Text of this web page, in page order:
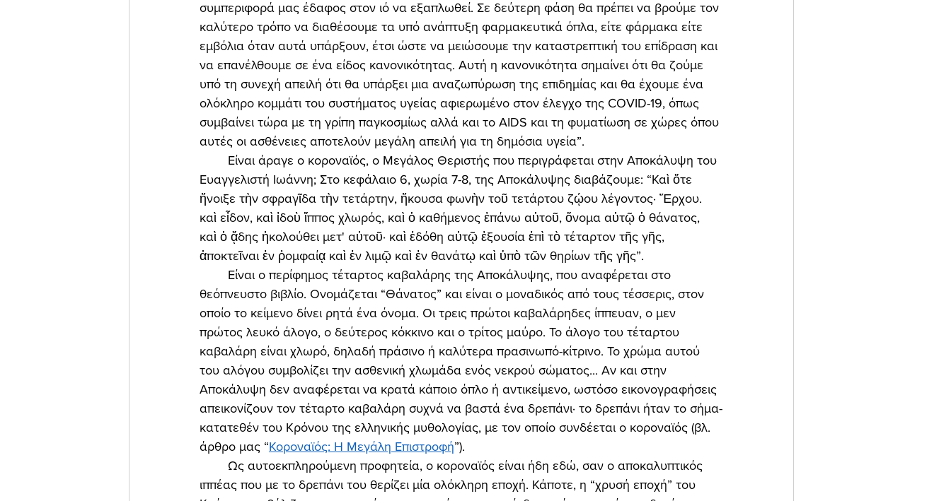
συμπεριφορά μας έδαφος στον ιό να εξαπλωθεί. Σε δεύτερη φάση θα πρέπει να βρούμε τον
καλύτερο τρόπο να διαθέσουμε τα υπό ανάπτυξη φαρμακευτικά όπλα, είτε φάρμακα είτε
εμβόλια όταν αυτά υπάρξουν, έτσι ώστε να μειώσουμε την καταστρεπτική του επίδραση και
να επανέλθουμε σε ένα είδος κανονικότητας. Αυτή η κανονικότητα σημαίνει ότι θα ζούμε
υπό τη συνεχή απειλή ότι θα υπάρξει μια αναζωπύρωση της επιδημίας και θα έχουμε ένα
ολόκληρο κομμάτι του συστήματος υγείας αφιερωμένο στον έλεγχο της COVID-19, όπως
συμβαίνει τώρα με τη γρίπη παγκοσμίως αλλά και το AIDS και τη φυματίωση σε χώρες όπου
αυτές οι ασθένειες αποτελούν μεγάλη απειλή για τη δημόσια υγεία”.
Ευαγγελιστή Ιωάννη; Στο κεφάλαιο 6, χωρία 7-8, της Αποκάλυψης διαβάζουμε: “Καὶ ὅτε
ἤνοιξε τὴν σφραγῖδα τὴν τετάρτην, ἤκουσα φωνὴν τοῦ τετάρτου ζῴου λέγοντος· Ἔρχου.
καὶ εἶδον, καὶ ἰδοὺ ἵππος χλωρός, καὶ ὁ καθήμενος ἐπάνω αὐτοῦ, ὄνομα αὐτῷ ὁ θάνατος,
καὶ ὁ ᾅδης ἠκολούθει μετ' αὐτοῦ· καὶ ἐδόθη αὐτῷ ἐξουσία ἐπὶ τὸ τέταρτον τῆς γῆς,
ἀποκτεῖναι ἐν ῥομφαίᾳ καὶ ἐν λιμῷ καὶ ἐν θανάτῳ καὶ ὑπὸ τῶν θηρίων τῆς γῆς”.
θεόπνευστο βιβλίο. Ονομάζεται “Θάνατος” και είναι ο μοναδικός από τους τέσσερις, στον
οποίο το κείμενο δίνει ρητά ένα όνομα. Οι τρεις πρώτοι καβαλάρηδες ίππευαν, ο μεν
πρώτος λευκό άλογο, ο δεύτερος κόκκινο και ο τρίτος μαύρο. Το άλογο του τέταρτου
καβαλάρη είναι χλωρό, δηλαδή πράσινο ή καλύτερα πρασινωπό-κίτρινο. Το χρώμα αυτού
του αλόγου συμβολίζει την ασθενική χλωμάδα ενός νεκρού σώματος... Αν και στην
Αποκάλυψη δεν αναφέρεται να κρατά κάποιο όπλο ή αντικείμενο, ωστόσο εικονογραφήσεις
απεικονίζουν τον τέταρτο καβαλάρη συχνά να βαστά ένα δρεπάνι· το δρεπάνι ήταν το σήμα-
κατατεθέν του Κρόνου της ελληνικής μυθολογίας, με τον οποίο συνδέεται ο κοροναϊός (βλ.
άρθρο μας “Κοροναϊός: Η Μεγάλη Επιστροφή”).
ιππέας που με το δρεπάνι του θερίζει μία ολόκληρη εποχή. Κάποτε, η “χρυσή εποχή” του